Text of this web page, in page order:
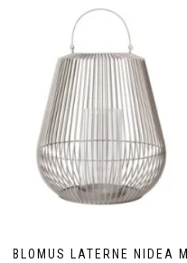
BLOMUS LATERNE NIDEA M